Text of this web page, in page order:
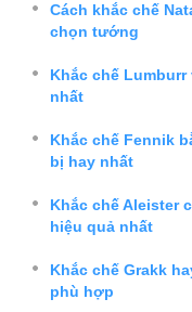
Cách khắc chế
chọn tướng
Khắc chế
nhất
Khắc chế Fennik
bị hay nhất
Khắc chế Aleister
hiệu quả nhất
Khắc chế Grakk
phù hợp